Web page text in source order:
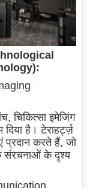
चिकित्सा इमेजिंग
है। टेराहर्ट्ज़
प्रदान करते हैं, जो
संरचनाओं के दृश्य